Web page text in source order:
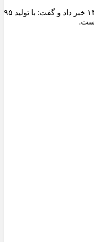
مدیرعامل سازمان عمران و بازآفرینی فضاهای شهری شهرداری تبریز از ثبت یکی از شاخص‌ترین عملکردهای تولیدی کارخانجات آسفالت این سازمان در چهار ماه نخست سال ۱۴۰۵ خبر داد و گفت: با تولید ۹۵